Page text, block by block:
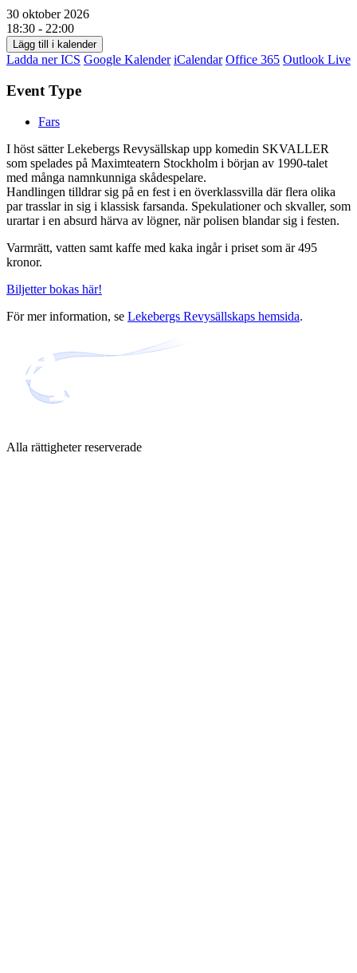
30 oktober 2026
18:30 - 22:00
Lägg till i kalender
Ladda ner ICS Google Kalender iCalendar Office 365 Outlook Live
Event Type
Fars
I höst sätter Lekebergs Revysällskap upp komedin SKVALLER
som spelades på Maximteatern Stockholm i början av 1990-talet
med många namnkunniga skådespelare.
Handlingen tilldrar sig på en fest i en överklassvilla där flera olika
par trasslar in sig i klassisk farsanda. Spekulationer och skvaller, som
urartar i en absurd härva av lögner, när polisen blandar sig i festen.
Varmrätt, vatten samt kaffe med kaka ingår i priset som är 495
kronor.
Biljetter bokas här!
För mer information, se Lekebergs Revysällskaps hemsida.
Alla rättigheter reserverade